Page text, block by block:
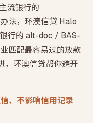
流银行的
法，环澳信贷 Halo
行的 alt-doc / BAS-
匹配最容易过的放款
，环澳信贷帮你避开
、不影响信用记录